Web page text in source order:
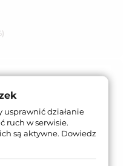
usprawnić działanie
ruch w serwisie.
są aktywne. Dowiedz